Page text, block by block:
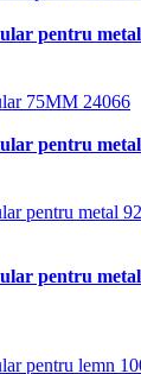
pentru
pentru
pentru